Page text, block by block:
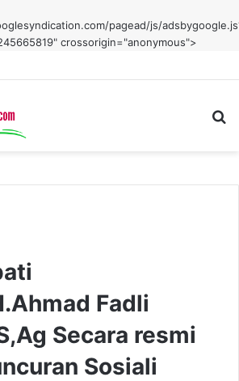
pagead/js/
crossorigin="anonymous">
Fadli
Secara resmi
Sosiali